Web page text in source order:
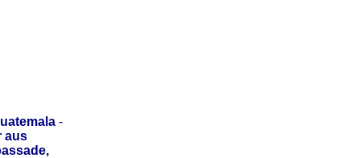
-
aus